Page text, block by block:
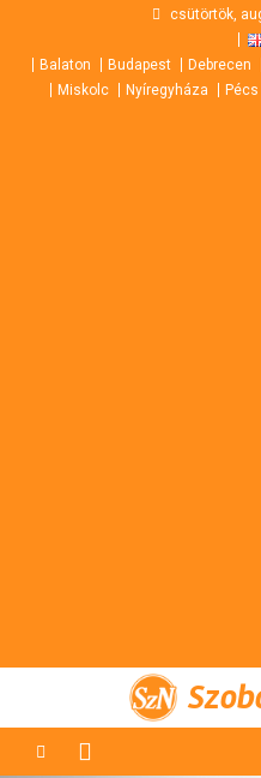
content
csütörtök,
Balaton Budapest Debrecen
Miskolc
Nyíregyháza Pécs